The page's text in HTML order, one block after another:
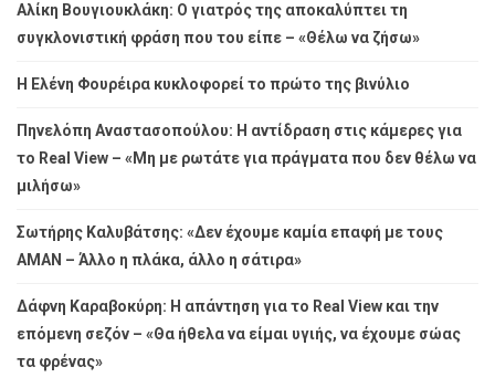
Αλίκη Βουγιουκλάκη: Ο γιατρός της αποκαλύπτει τη
συγκλονιστική φράση που του είπε – «Θέλω να ζήσω»
Η Ελένη Φουρέιρα κυκλοφορεί το πρώτο της βινύλιο
Πηνελόπη Αναστασοπούλου: Η αντίδραση στις κάμερες για
το Real View – «Μη με ρωτάτε για πράγματα που δεν θέλω να
μιλήσω»
Σωτήρης Καλυβάτσης: «Δεν έχουμε καμία επαφή με τους
ΑΜΑΝ – Άλλο η πλάκα, άλλο η σάτιρα»
Δάφνη Καραβοκύρη: Η απάντηση για το Real View και την
επόμενη σεζόν – «Θα ήθελα να είμαι υγιής, να έχουμε σώας
τα φρένας»